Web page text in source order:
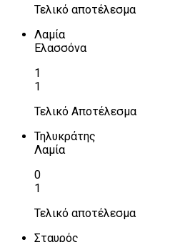
Τελικό αποτέλεσμα
Λαμία
Ελασσόνα
1
1
Τελικό Αποτέλεσμα
Τηλυκράτης
Λαμία
0
1
Τελικό αποτέλεσμα
Σταυρός